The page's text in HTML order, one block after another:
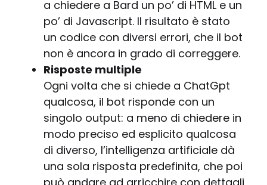
a chiedere a Bard un po’ di HTML e un
po’ di Javascript. Il risultato è stato
un codice con diversi errori, che il bot
non è ancora in grado di correggere.
Risposte multiple
Ogni volta che si chiede a ChatGpt
qualcosa, il bot risponde con un
singolo output: a meno di chiedere in
modo preciso ed esplicito qualcosa
di diverso, l’intelligenza artificiale dà
una sola risposta predefinita, che poi